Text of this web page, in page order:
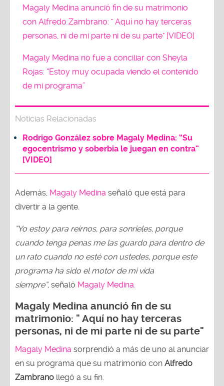
Magaly Medina anunció fin de su matrimonio
con Alfredo Zambrano: " Aquí no hay terceras
personas, ni de mi parte ni de su parte" [VIDEO]
Magaly Medina no fue a conciliar con Sheyla
Rojas: “Estoy muy ocupada viendo el contenido
de mi programa”
Noticias Relacionadas
Rodrigo González sobre Magaly Medina: “Su
egocentrismo y soberbia le juegan en contra”
[VIDEO]
Además, Magaly Medina señaló que está para
divertir a la gente.
“Yo estoy para reírnos, para sonríeles, porque
cuando tenga penas me las guardo para dentro de
un rato cuando no esté con ustedes, porque este
programa ha sido el motor de mi vida
siempre”, señaló Magaly Medina.
Magaly Medina anunció fin de su
matrimonio: " Aquí no hay terceras
personas, ni de mi parte ni de su parte"
Magaly Medina sorprendió a más de uno al anunciar
en su programa que su matrimonio con Alfredo
Zambrano llegó a su fin.